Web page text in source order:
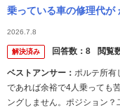
乗っている車の修理代が
件を探しています。 そ
2026.7.8
解決済み 回答数： 8 閲覧
ベストアンサー： ポルテ所有
であれば余裕で4人乗っても
ングしません。ポジション